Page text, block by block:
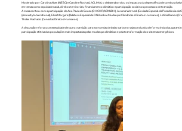
Moderado por Carolina Alves (INESC) e Caroline Rocha (LACLIMA), o debate abordou os impactos da dependência de
em temas como equidade racial, direitos territoriais, financiamento climático e participação social nos processos de transição.
A mesa contou com a participação de Ana Paula de Souza (OHCHR/ACNUDH), Jurema Werneck (Enviada Especial da Presidência
(Amnesty International), Elisa Morgera (Relatora Especial da ONU sobre Mudanças Climáticas e Direitos Humanos), Letícia Ramos
Thales Machado (Conectas Direitos Humanos).
A discussão reforçou a necessidade de que a transição para economias de baixo carbono seja conduzida de forma inclusiva,
participação efetiva das populações mais impactadas pelas mudanças climáticas e pela transformação dos sistemas energéticos.